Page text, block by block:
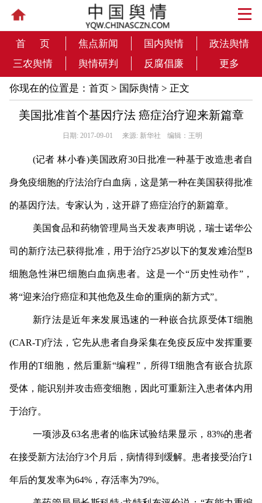
首 页 焦点新闻 国内舆情
政法舆情
三农舆情
舆情研判 反腐倡廉 更多
你现在的位置是： 首页> 国际舆情> 正文
美国批准首个基因疗法 癌症治疗迎来新篇章
日期: 2017-09-01 来源: 新华社 编辑：王明
(记者 林小春)美国政府30日批准一种基于改造患者自
身免疫细胞的疗法治疗白血病，这是第一种在美国获得批准
的基因疗法。专家认为，这开辟了癌症治疗的新篇章。
美国食品和药物管理局当天发表声明说，瑞士诺华公
司的新疗法已获得批准，用于治疗25岁以下的复发难治型B
细胞急性淋巴细胞白血病患者。这是一个“历史性动作”，
将“迎来治疗癌症和其他危及生命的重病的新方式”。
新疗法是近年来发展迅速的一种嵌合抗原受体T细胞
(CAR-T)疗法，它先从患者自身采集在免疫反应中发挥重要
作用的T细胞，然后重新“编程”，所得T细胞含有嵌合抗原
受体，能识别并攻击癌变细胞，因此可重新注入患者体内用
于治疗。
一项涉及63名患者的临床试验结果显示，83%的患者
在接受新方法治疗3个月后，病情得到缓解。患者接受治疗1
年后的复发率为64%，存活率为79%。